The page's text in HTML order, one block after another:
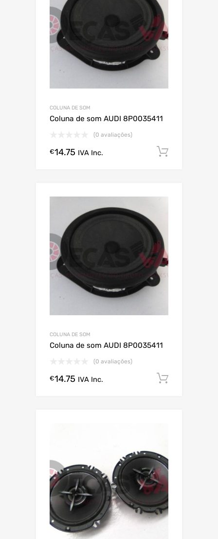
COLUNA DE SOM
Coluna de som AUDI 8P0035411
(0 avaliações)
€14.75 IVA Inc.
COLUNA DE SOM
Coluna de som AUDI 8P0035411
(0 avaliações)
€14.75 IVA Inc.